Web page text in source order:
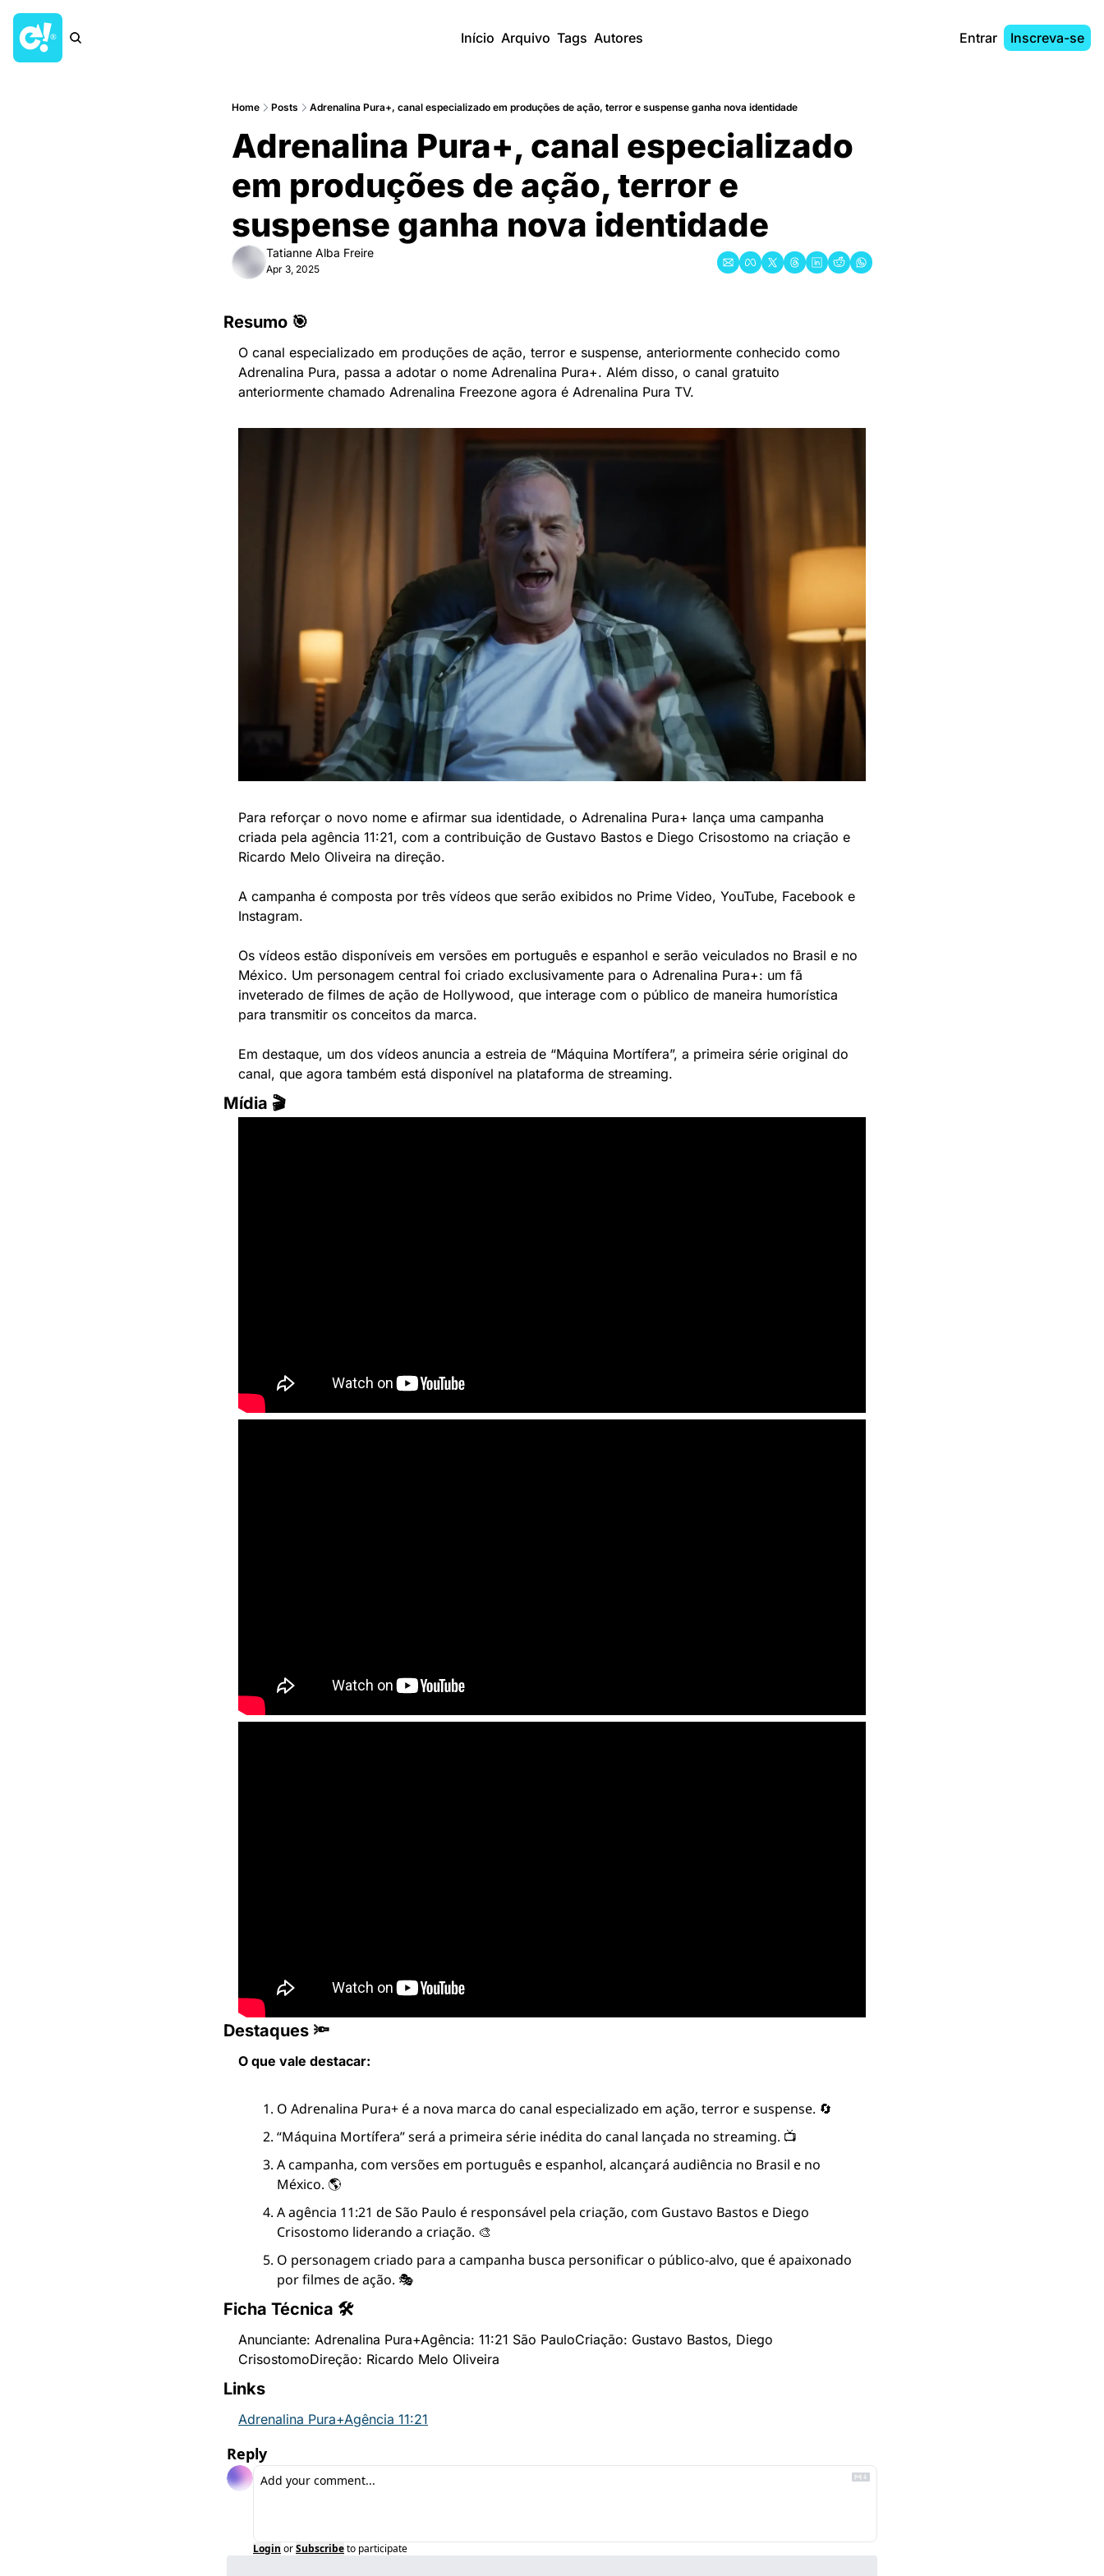
Início Arquivo Tags Autores Entrar Inscreva-se
Home Posts Adrenalina Pura+, canal especializado em produções de ação, terror e suspense ganha nova identidade
Adrenalina Pura+, canal especializado
em produções de ação, terror e
suspense ganha nova identidade
Tatianne Alba Freire
Apr 3, 2025
Resumo 🎯
O canal especializado em produções de ação, terror e suspense, anteriormente conhecido como
Adrenalina Pura, passa a adotar o nome Adrenalina Pura+. Além disso, o canal gratuito
anteriormente chamado Adrenalina Freezone agora é Adrenalina Pura TV.
Para reforçar o novo nome e afirmar sua identidade, o Adrenalina Pura+ lança uma campanha
criada pela agência 11:21, com a contribuição de Gustavo Bastos e Diego Crisostomo na criação e
Ricardo Melo Oliveira na direção.
A campanha é composta por três vídeos que serão exibidos no Prime Video, YouTube, Facebook e
Instagram.
Os vídeos estão disponíveis em versões em português e espanhol e serão veiculados no Brasil e no
México. Um personagem central foi criado exclusivamente para o Adrenalina Pura+: um fã
inveterado de filmes de ação de Hollywood, que interage com o público de maneira humorística
para transmitir os conceitos da marca.
Em destaque, um dos vídeos anuncia a estreia de “Máquina Mortífera”, a primeira série original do
canal, que agora também está disponível na plataforma de streaming.
Mídia 🎬
Destaques 🔦
O que vale destacar:
O Adrenalina Pura+ é a nova marca do canal especializado em ação, terror e suspense. 🔄
“Máquina Mortífera” será a primeira série inédita do canal lançada no streaming. 📺
A campanha, com versões em português e espanhol, alcançará audiência no Brasil e no
México. 🌎
A agência 11:21 de São Paulo é responsável pela criação, com Gustavo Bastos e Diego
Crisostomo liderando a criação. 🎨
O personagem criado para a campanha busca personificar o público-alvo, que é apaixonado
por filmes de ação. 🎭
Ficha Técnica 🛠
Anunciante: Adrenalina Pura+Agência: 11:21 São PauloCriação: Gustavo Bastos, Diego
CrisostomoDireção: Ricardo Melo Oliveira
Links
Adrenalina Pura+Agência 11:21
Reply
Login orSubscribeto participate